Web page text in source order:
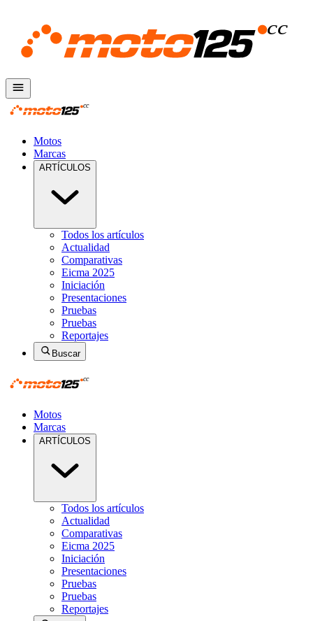
Motos
Marcas
ARTÍCULOS
Todos los artículos
Actualidad
Comparativas
Eicma 2025
Iniciación
Presentaciones
Pruebas
Pruebas
Reportajes
Buscar
Motos
Marcas
ARTÍCULOS
Todos los artículos
Actualidad
Comparativas
Eicma 2025
Iniciación
Presentaciones
Pruebas
Pruebas
Reportajes